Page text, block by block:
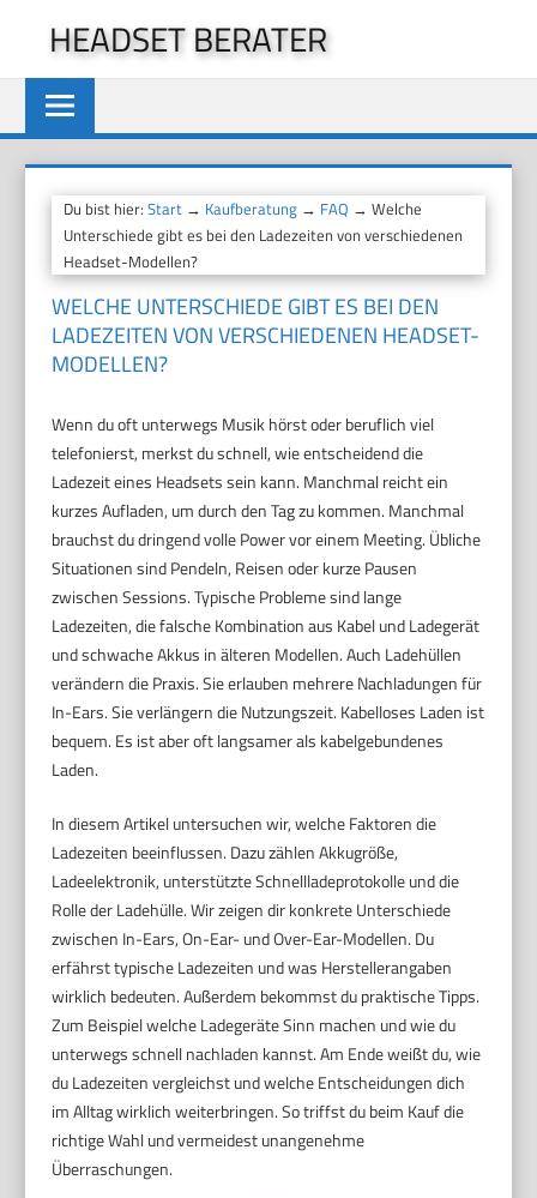
springen
HEADSET BERATER
Du bist hier:Start → Kaufberatung → FAQ → Welche
Unterschiede gibt es bei den Ladezeiten von verschiedenen
Headset-Modellen?
WELCHE UNTERSCHIEDE GIBT ES BEI DEN
LADEZEITEN VON VERSCHIEDENEN HEADSET-
MODELLEN?
Wenn du oft unterwegs Musik hörst oder beruflich viel
telefonierst, merkst du schnell, wie entscheidend die
Ladezeit eines Headsets sein kann. Manchmal reicht ein
kurzes Aufladen, um durch den Tag zu kommen. Manchmal
brauchst du dringend volle Power vor einem Meeting. Übliche
Situationen sind Pendeln, Reisen oder kurze Pausen
zwischen Sessions. Typische Probleme sind lange
Ladezeiten, die falsche Kombination aus Kabel und Ladegerät
und schwache Akkus in älteren Modellen. Auch Ladehüllen
verändern die Praxis. Sie erlauben mehrere Nachladungen für
In-Ears. Sie verlängern die Nutzungszeit. Kabelloses Laden ist
bequem. Es ist aber oft langsamer als kabelgebundenes
Laden.
In diesem Artikel untersuchen wir, welche Faktoren die
Ladezeiten beeinflussen. Dazu zählen Akkugröße,
Ladeelektronik, unterstützte Schnellladeprotokolle und die
Rolle der Ladehülle. Wir zeigen dir konkrete Unterschiede
zwischen In-Ears, On-Ear- und Over-Ear-Modellen. Du
erfährst typische Ladezeiten und was Herstellerangaben
wirklich bedeuten. Außerdem bekommst du praktische Tipps.
Zum Beispiel welche Ladegeräte Sinn machen und wie du
unterwegs schnell nachladen kannst. Am Ende weißt du, wie
du Ladezeiten vergleichst und welche Entscheidungen dich
im Alltag wirklich weiterbringen. So triffst du beim Kauf die
richtige Wahl und vermeidest unangenehme
Überraschungen.